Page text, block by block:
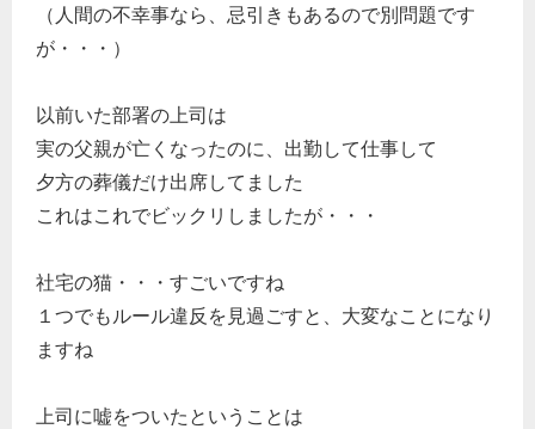
（人間の不幸事なら、忌引きもあるので別問題です
が・・・）
以前いた部署の上司は
実の父親が亡くなったのに、出勤して仕事して
夕方の葬儀だけ出席してました
これはこれでビックリしましたが・・・
社宅の猫・・・すごいですね
１つでもルール違反を見過ごすと、大変なことになり
ますね
上司に嘘をついたということは